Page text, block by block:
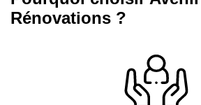
Rénovations ?